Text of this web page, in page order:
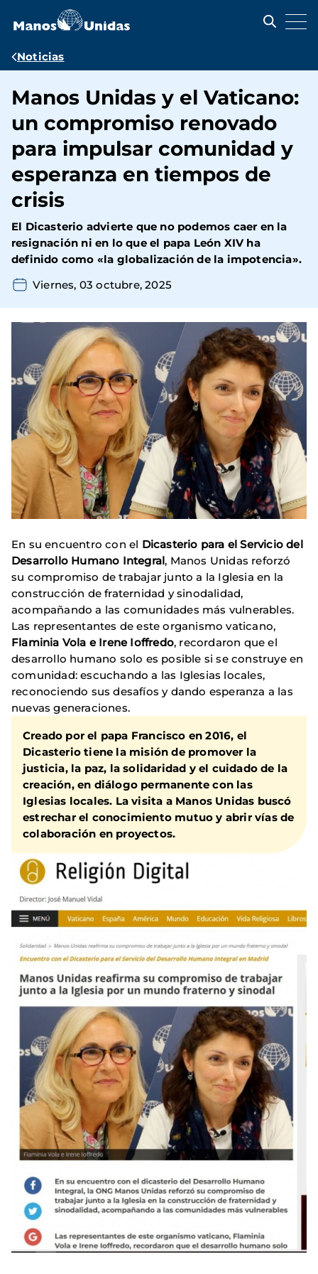
contenido
Ruta
navegación
Noticias
Manos Unidas y el Vaticano:
un compromiso renovado
para impulsar comunidad y
esperanza en tiempos de
crisis
El Dicasterio advierte que no podemos caer en la
resignación ni en lo que el papa León XIV ha
definido como «la globalización de la impotencia».
Viernes, 03 octubre, 2025
En su encuentro con el Dicasterio para el Servicio del
Desarrollo Humano Integral, Manos Unidas reforzó
su compromiso de trabajar junto a la Iglesia en la
construcción de fraternidad y sinodalidad,
acompañando a las comunidades más vulnerables.
Las representantes de este organismo vaticano,
Flaminia Vola e Irene Ioffredo, recordaron que el
desarrollo humano solo es posible si se construye en
comunidad: escuchando a las Iglesias locales,
reconociendo sus desafíos y dando esperanza a las
nuevas generaciones.
Creado por el papa Francisco en 2016, el
Dicasterio tiene la misión de promover la
justicia, la paz, la solidaridad y el cuidado de la
creación, en diálogo permanente con las
Iglesias locales. La visita a Manos Unidas buscó
estrechar el conocimiento mutuo y abrir vías de
colaboración en proyectos.